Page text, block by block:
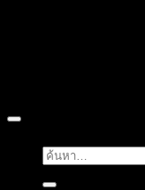
ค้นหา: